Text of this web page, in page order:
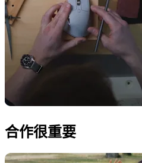
合作很重要